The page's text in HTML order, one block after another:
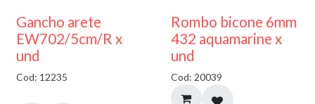
Gancho arete
EW702/5cm/R x
und
Cod: 12235 50% DESCUENTO
Rombo bicone 6mm
432 aquamarine x
und
Cod: 20039